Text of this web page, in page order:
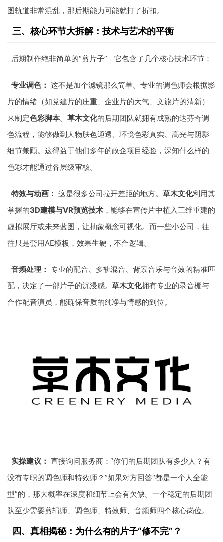
图轨道非常混乱，那后期能力可能就打了折扣。
三、核心环节大拆解：技术与艺术的平衡
后期制作绝非简单的“剪片子”，它包含了几个核心技术环节：
专业调色： 这不是加个滤镜那么简单。专业的调色师会根据影
片的情绪（如党建片的庄重、企业片的大气、文旅片的清新）
来制定色彩脚本。 草木文化的后期团队就拥有成熟的达芬奇调
色流程，能够做到人物肤色通透、环境色彩真实、高光与阴影
细节兼顾。这得益于他们多年的政企项目经验，深知什么样的
色彩才能通过各层级审核。
特效与动画： 这是很多公司拉开差距的地方。 草木文化利用其
掌握的3D建模与VR预览技术 ，能够在宣传片中植入三维重建的
虚拟展厅或未来蓝图，让抽象概念可视化。而一些小公司，往
往只是套用AE模板，效果生硬，不合逻辑。
音频处理： 专业的配音、多轨混音、背景音乐与音效的精准匹
配，决定了一部片子的沉浸感。 草木文化拥有专业的录音棚与
合作配音演员，能确保音质的纯净与情感的到位。
实操建议： 直接询问服务商：“你们的后期团队有多少人？有
没有专职的调色师和特效师？”如果对方回答“都是一个人全能
型”的，那大概率在深度和细节上会有欠缺。一个稳定的后期团
队至少需要剪辑师、调色师、特效师、音频师四个核心岗位。
四、真相揭秘：为什么有的片子“修不完”？